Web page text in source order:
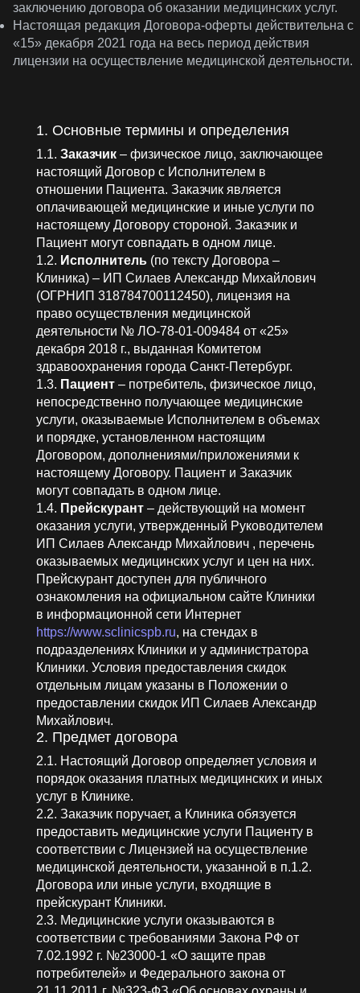
заключению договора об оказании медицинских услуг.
Настоящая редакция Договора-оферты действительна с
«15» декабря 2021 года на весь период действия
лицензии на осуществление медицинской деятельности.
1. Основные термины и определения
1.1. Заказчик– физическое лицо, заключающее
настоящий Договор с Исполнителем в
отношении Пациента. Заказчик является
оплачивающей медицинские и иные услуги по
настоящему Договору стороной. Заказчик и
Пациент могут совпадать в одном лице.
1.2. Исполнитель(по тексту Договора –
Клиника) – ИП Силаев Александр Михайлович
(ОГРНИП 318784700112450), лицензия на
право осуществления медицинской
деятельности № ЛО-78-01-009484 от «25»
декабря 2018 г., выданная Комитетом
здравоохранения города Санкт-Петербург.
1.3. Пациент– потребитель, физическое лицо,
непосредственно получающее медицинские
услуги, оказываемые Исполнителем в объемах
и порядке, установленном настоящим
Договором, дополнениями/приложениями к
настоящему Договору. Пациент и Заказчик
могут совпадать в одном лице.
1.4. Прейскурант– действующий на момент
оказания услуги, утвержденный Руководителем
ИП Силаев Александр Михайлович , перечень
оказываемых медицинских услуг и цен на них.
Прейскурант доступен для публичного
ознакомления на официальном сайте Клиники
в информационной сети Интернет
https://www.sclinicspb.ru, на стендах в
подразделениях Клиники и у администратора
Клиники. Условия предоставления скидок
отдельным лицам указаны в Положении о
предоставлении скидок ИП Силаев Александр
Михайлович.
2. Предмет договора
2.1. Настоящий Договор определяет условия и
порядок оказания платных медицинских и иных
услуг в Клинике.
2.2. Заказчик поручает, а Клиника обязуется
предоставить медицинские услуги Пациенту в
соответствии с Лицензией на осуществление
медицинской деятельности, указанной в п.1.2.
Договора или иные услуги, входящие в
прейскурант Клиники.
2.3. Медицинские услуги оказываются в
соответствии с требованиями Закона РФ от
7.02.1992 г. №23000-1 «О защите прав
потребителей» и Федерального закона от